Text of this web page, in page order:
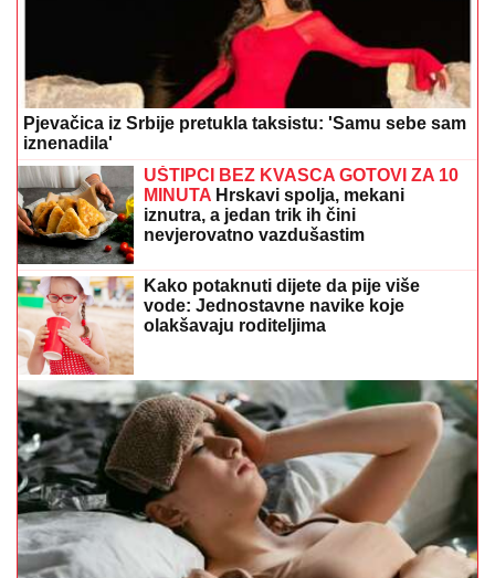
Pjevačica iz Srbije pretukla taksistu: 'Samu sebe sam
iznenadila'
UŠTIPCI BEZ KVASCA GOTOVI ZA 10
MINUTA Hrskavi spolja, mekani
iznutra, a jedan trik ih čini
nevjerovatno vazdušastim
Kako potaknuti dijete da pije više
vode: Jednostavne navike koje
olakšavaju roditeljima